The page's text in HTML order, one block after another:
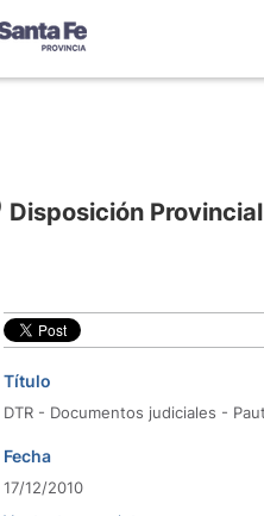
Disposición
Título
DTR - Documentos judiciales -
Fecha
17/12/2010